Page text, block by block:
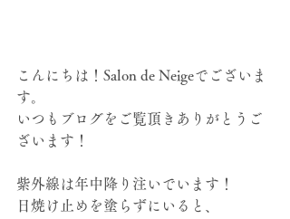
こんにちは！Salon de Neigeでございま
す。
いつもブログをご覧頂きありがとうご
ざいます！
紫外線は年中降り注いでいます！
日焼け止めを塗らずにいると、